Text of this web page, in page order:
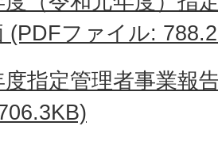
(PDFファイル:
指定管理者事業報